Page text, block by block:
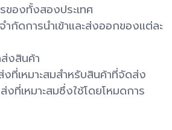
ของทั้งสองประเทศ
ำกัดการนำเข้าและส่งออกของแต่ละ
งสินค้า
ที่เหมาะสมสำหรับสินค้าที่จัดส่ง
งที่เหมาะสมซึ่งใช้โดยโหมดการ